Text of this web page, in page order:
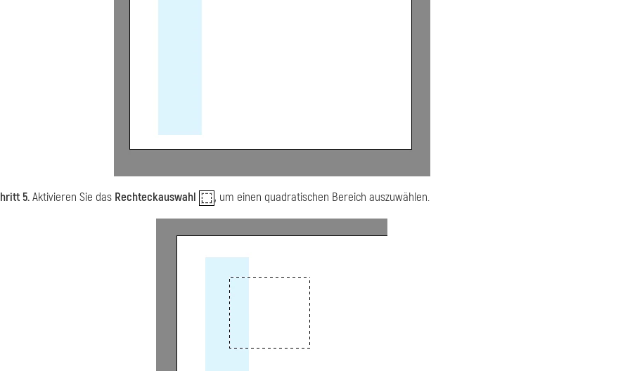
5.Aktivieren Sie das Rechteckauswahl , um einen quadratischen Bereich auszuwählen.